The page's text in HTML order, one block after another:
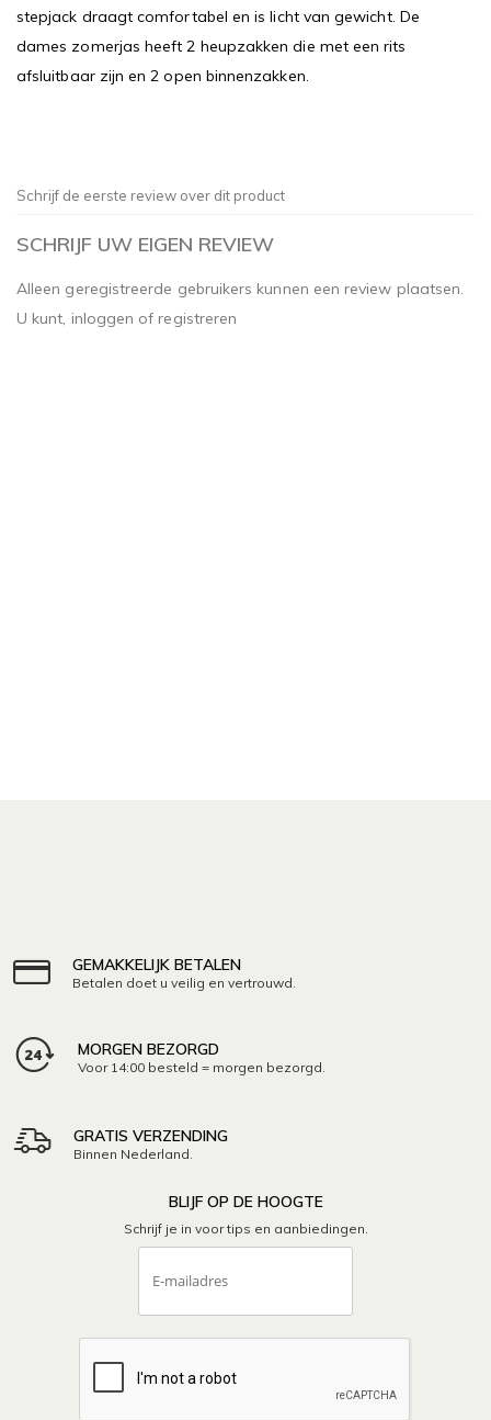
stepjack draagt comfortabel en is licht van gewicht. De
dames zomerjas heeft 2 heupzakken die met een rits
afsluitbaar zijn en 2 open binnenzakken.
Schrijf de eerste review over dit product
SCHRIJF UW EIGEN REVIEW
Alleen geregistreerde gebruikers kunnen een review plaatsen.
U kunt, inloggen ofregistreren
GEMAKKELIJK BETALEN
Betalen doet u veilig en vertrouwd.
MORGEN BEZORGD
Voor 14:00 besteld = morgen bezorgd.
GRATIS VERZENDING
Binnen Nederland.
BLIJF OP DE HOOGTE
Schrijf je in voor tips en aanbiedingen.